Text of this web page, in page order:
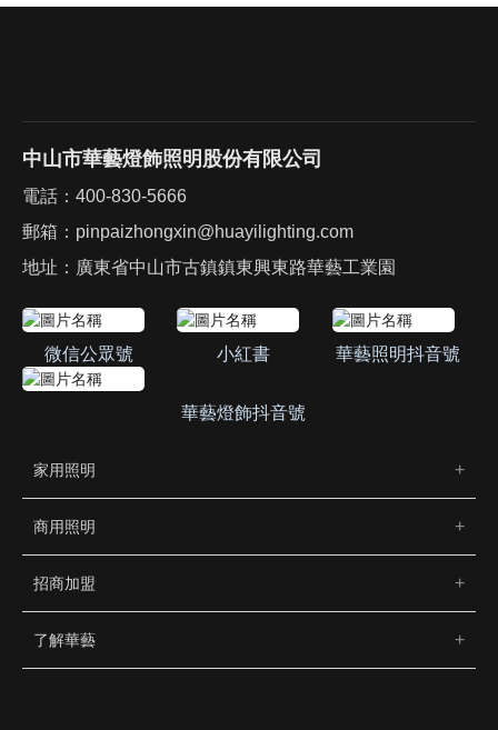
D800*1500mm
中山市華藝燈飾照明股份有限公司
電話： 400-830-5666
郵箱： pinpaizhongxin@huayilighting.com
地址：廣東省中山市古鎮鎮東興東路華藝工業園
微信公眾號 小紅書 華藝照明抖音號
華藝燈飾抖音號
家用照明
商用照明
招商加盟
了解華藝